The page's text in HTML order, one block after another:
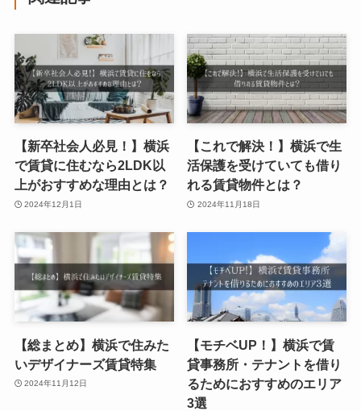
【新卒社会人必見！】横浜
で賃貸に住むなら2LDK以
上がおすすめな理由とは？
2024年12月1日
【これで解決！】横浜で生
活保護を受けていても借り
れる賃貸物件とは？
2024年11月18日
【総まとめ】横浜で住みた
いデザイナーズ賃貸特集
2024年11月12日
【モチベUP！】横浜で賃
貸事務所・テナントを借り
るためにおすすめのエリア
3選